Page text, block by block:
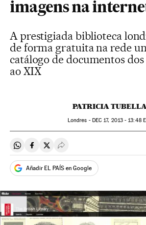
imagens na
A prestigiada biblioteca
de forma gratuita na rede
catálogo de documentos
ao XIX
PATRICIA
Londres - DEC 17, 2013 - 13:48
Compartir en Whatsapp
Compartir en Facebook
Compartir en Twitter
Desplegar Redes Sociales
Añadir EL PAÍS en Google